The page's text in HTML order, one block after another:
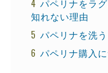
パペリナをラ
知れない理由
パペリナを洗う
パペリナ購入